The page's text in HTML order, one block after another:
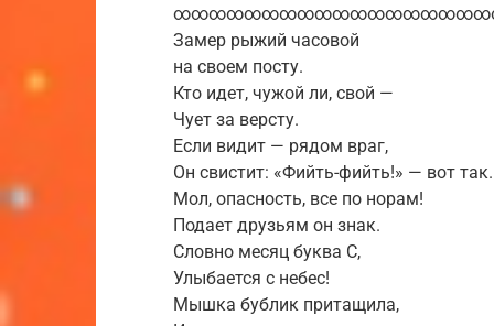
Замер рыжий часовой
на своем посту.
Кто идет, чужой ли, свой —
Чует за версту.
Если видит — рядом враг,
Он свистит: «Фийть-фийть!» — вот так.
Мол, опасность, все по норам!
Подает друзьям он знак.
Словно месяц буква С,
Улыбается с небес!
Мышка бублик притащила,